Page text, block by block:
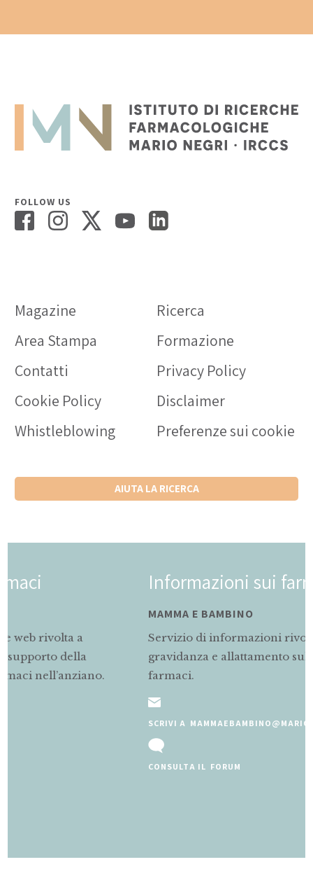
FOLLOW US
Magazine
Ricerca
Area Stampa
Formazione
Contatti
Privacy Policy
Cookie Policy
Disclaimer
Whistleblowing
Preferenze sui cookie
AIUTA LA RICERCA
Informazioni sui farmaci
Servizio di informazioni rivolto alle mamme in
gravidanza e allattamento sul corretto uso dei
farmaci.
SCRIVI A MAMMAEBAMBINO@MARIONEGRI.IT